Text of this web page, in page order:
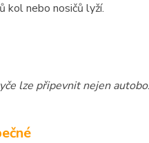
kol nebo nosičů lyží.
lze připevnit nejen